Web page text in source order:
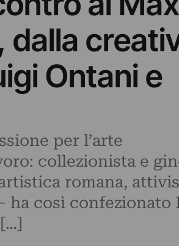
dalla
Ontani e
per l’arte
collezionista e
romana,
ha così confezionato